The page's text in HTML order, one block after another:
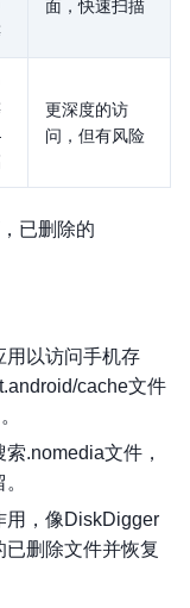
面，快速扫描
更深度的访
问，但有风险
已删除的
用以访问手机存
cache文件
.nomedia文件，
用，像DiskDigger
删除文件并恢复